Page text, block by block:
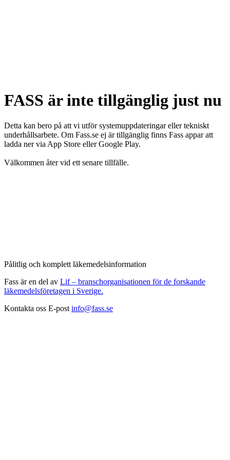
FASS är inte tillgänglig just nu
Detta kan bero på att vi utför systemuppdateringar eller tekniskt
underhållsarbete. Om Fass.se ej är tillgänglig finns Fass appar att
ladda ner via App Store eller Google Play.
Välkommen åter vid ett senare tillfälle.
Pålitlig och komplett läkemedelsinformation
Fass är en del av Lif – branschorganisationen för de forskande
läkemedelsföretagen i Sverige.
Kontakta oss E-post info@fass.se